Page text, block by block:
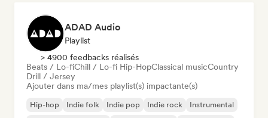
ADAD Audio
Playlist
> 4900 feedbacks réalisés
Beats / Lo-fiChill / Lo-fi Hip-HopClassical musicCountry
Drill / Jersey
Ajouter dans ma/mes playlist(s) impactante(s)
Hip-hop Indie folk Indie pop Indie rock
Instrumental